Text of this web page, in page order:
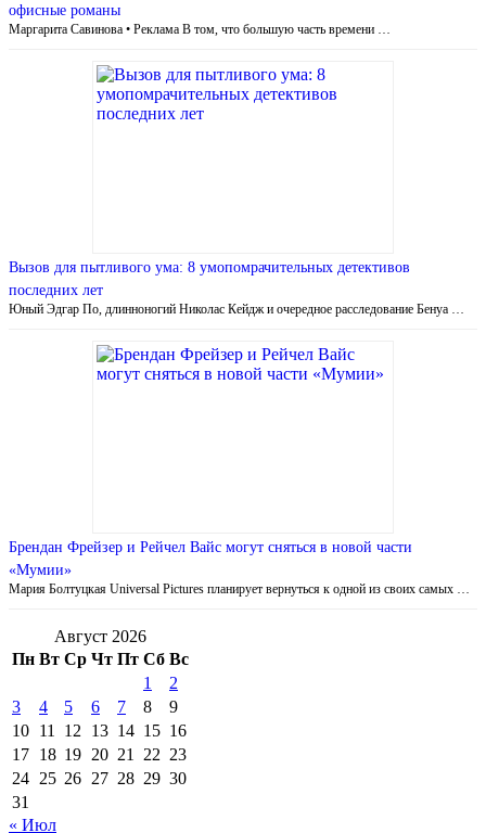
офисные романы
Маргарита Савинова • Реклама В том, что большую часть времени …
Вызов для пытливого ума: 8 умопомрачительных детективов
последних лет
Юный Эдгар По, длинноногий Николас Кейдж и очередное расследование Бенуа …
Брендан Фрейзер и Рейчел Вайс могут сняться в новой части
«Мумии»
Мария Болтуцкая Universal Pictures планирует вернуться к одной из своих самых …
Август 2026
Пн Вт Ср Чт Пт Сб Вс
1
2
3
4 5 6 7 8
9
10 11 12 13 14 15 16
17 18 19 20 21 22 23
24 25 26 27 28 29 30
31
« Июл